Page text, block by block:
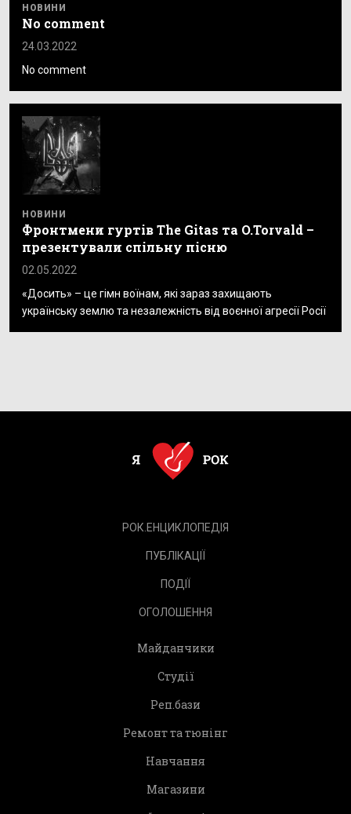
НОВИНИ
No comment
24.03.2022
No comment
НОВИНИ
Фронтмени гуртів The Gitas та O.Torvald –
презентували спільну пісню
02.05.2022
«Досить» – це гімн воїнам, які зараз захищають
українську землю та незалежність від воєнної агресії Росії
РОК.ЕНЦИКЛОПЕДІЯ
ПУБЛІКАЦІЇ
ПОДІЇ
ОГОЛОШЕННЯ
Майданчики
Студії
Реп.бази
Ремонт та тюнінг
Навчання
Магазини